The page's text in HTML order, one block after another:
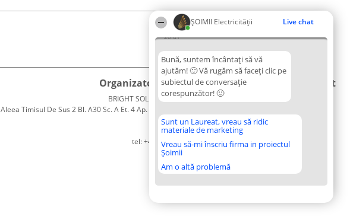
ȘOIMII Electricității Live chat
20:41
Bună, suntem încântați să vă
ajutăm! 🙂 Vă rugăm să faceți clic pe
subiectul de conversație
corespunzător! 🙂
Sunt un Laureat, vreau să ridic
materiale de marketing
Vreau să-mi înscriu firma in proiectul
Șoimii
Am o altă problemă
Organizator Ranking
BRIGHT SOLUTIONS BR SRL
Aleea Timisul De Sus 2 Bl. A30 Sc. A Et. 4 Ap. 13 Cod 061952
București
CUI 36737675
tel: +40 770 990 492
Plebiscyt
Tuturor
Laureaților
Reguli
confidențialitate
Contact